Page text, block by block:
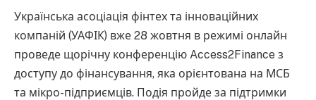
Українська асоціація фінтех та інноваційних
компаній (УАФІК) вже 28 жовтня в режимі онлайн
проведе щорічну конференцію Access2Finance з
доступу до фінансування, яка орієнтована на МСБ
та мікро-підприємців. Подія пройде за підтримки